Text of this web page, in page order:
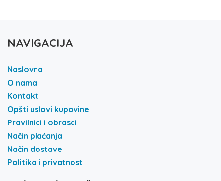
NAVIGACIJA
Naslovna
O nama
Kontakt
Opšti uslovi kupovine
Pravilnici i obrasci
Način plaćanja
Način dostave
Politika i privatnost